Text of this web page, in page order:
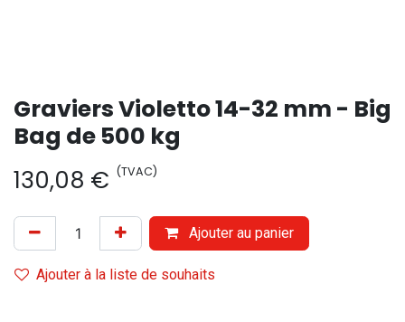
Graviers Violetto 14-32 mm - Big
Bag de 500 kg
130,08 € (TVAC)
Ajouter au panier
Ajouter à la liste de souhaits